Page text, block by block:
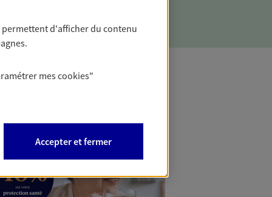
d'afficher du contenu
mescookies"
Accepter et fermer